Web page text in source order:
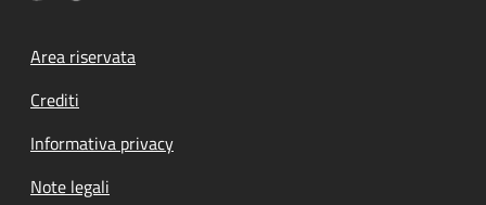
Footer menu
Area riservata
Crediti
Informativa privacy
Note legali